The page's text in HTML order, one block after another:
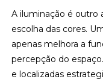
A iluminação é outro
escolha das cores.
apenas melhora a
percepção do
e localizadas